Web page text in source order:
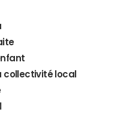
collectivité local